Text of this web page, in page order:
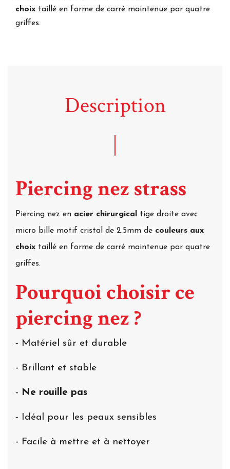
choix taillé en forme de carré maintenue par quatre
griffes.
Description
Piercing nez strass
Piercing nez en acier chirurgical
tige droite avec
micro bille motif cristal de 2.5mm de couleurs aux
choix taillé en forme de carré maintenue par quatre
griffes.
Pourquoi choisir ce
piercing nez ?
- Matériel sûr et durable
- Brillant et stable
- Ne rouille pas
- Idéal pour les peaux sensibles
- Facile à mettre et à nettoyer